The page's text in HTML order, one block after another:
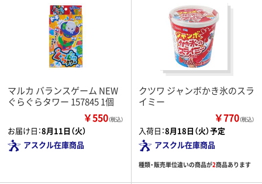
マルカ バランスゲーム NEW
ぐらぐらタワー 157845 1個
￥550（税込）
お届け日：8月11日（火）
アスクル在庫商品
クツワ ジャンボかき氷のスラ
イミー
￥770（税込）
入荷日：8月18日（火）予定
アスクル在庫商品
種類・販売単位違いの商品が2商品あります